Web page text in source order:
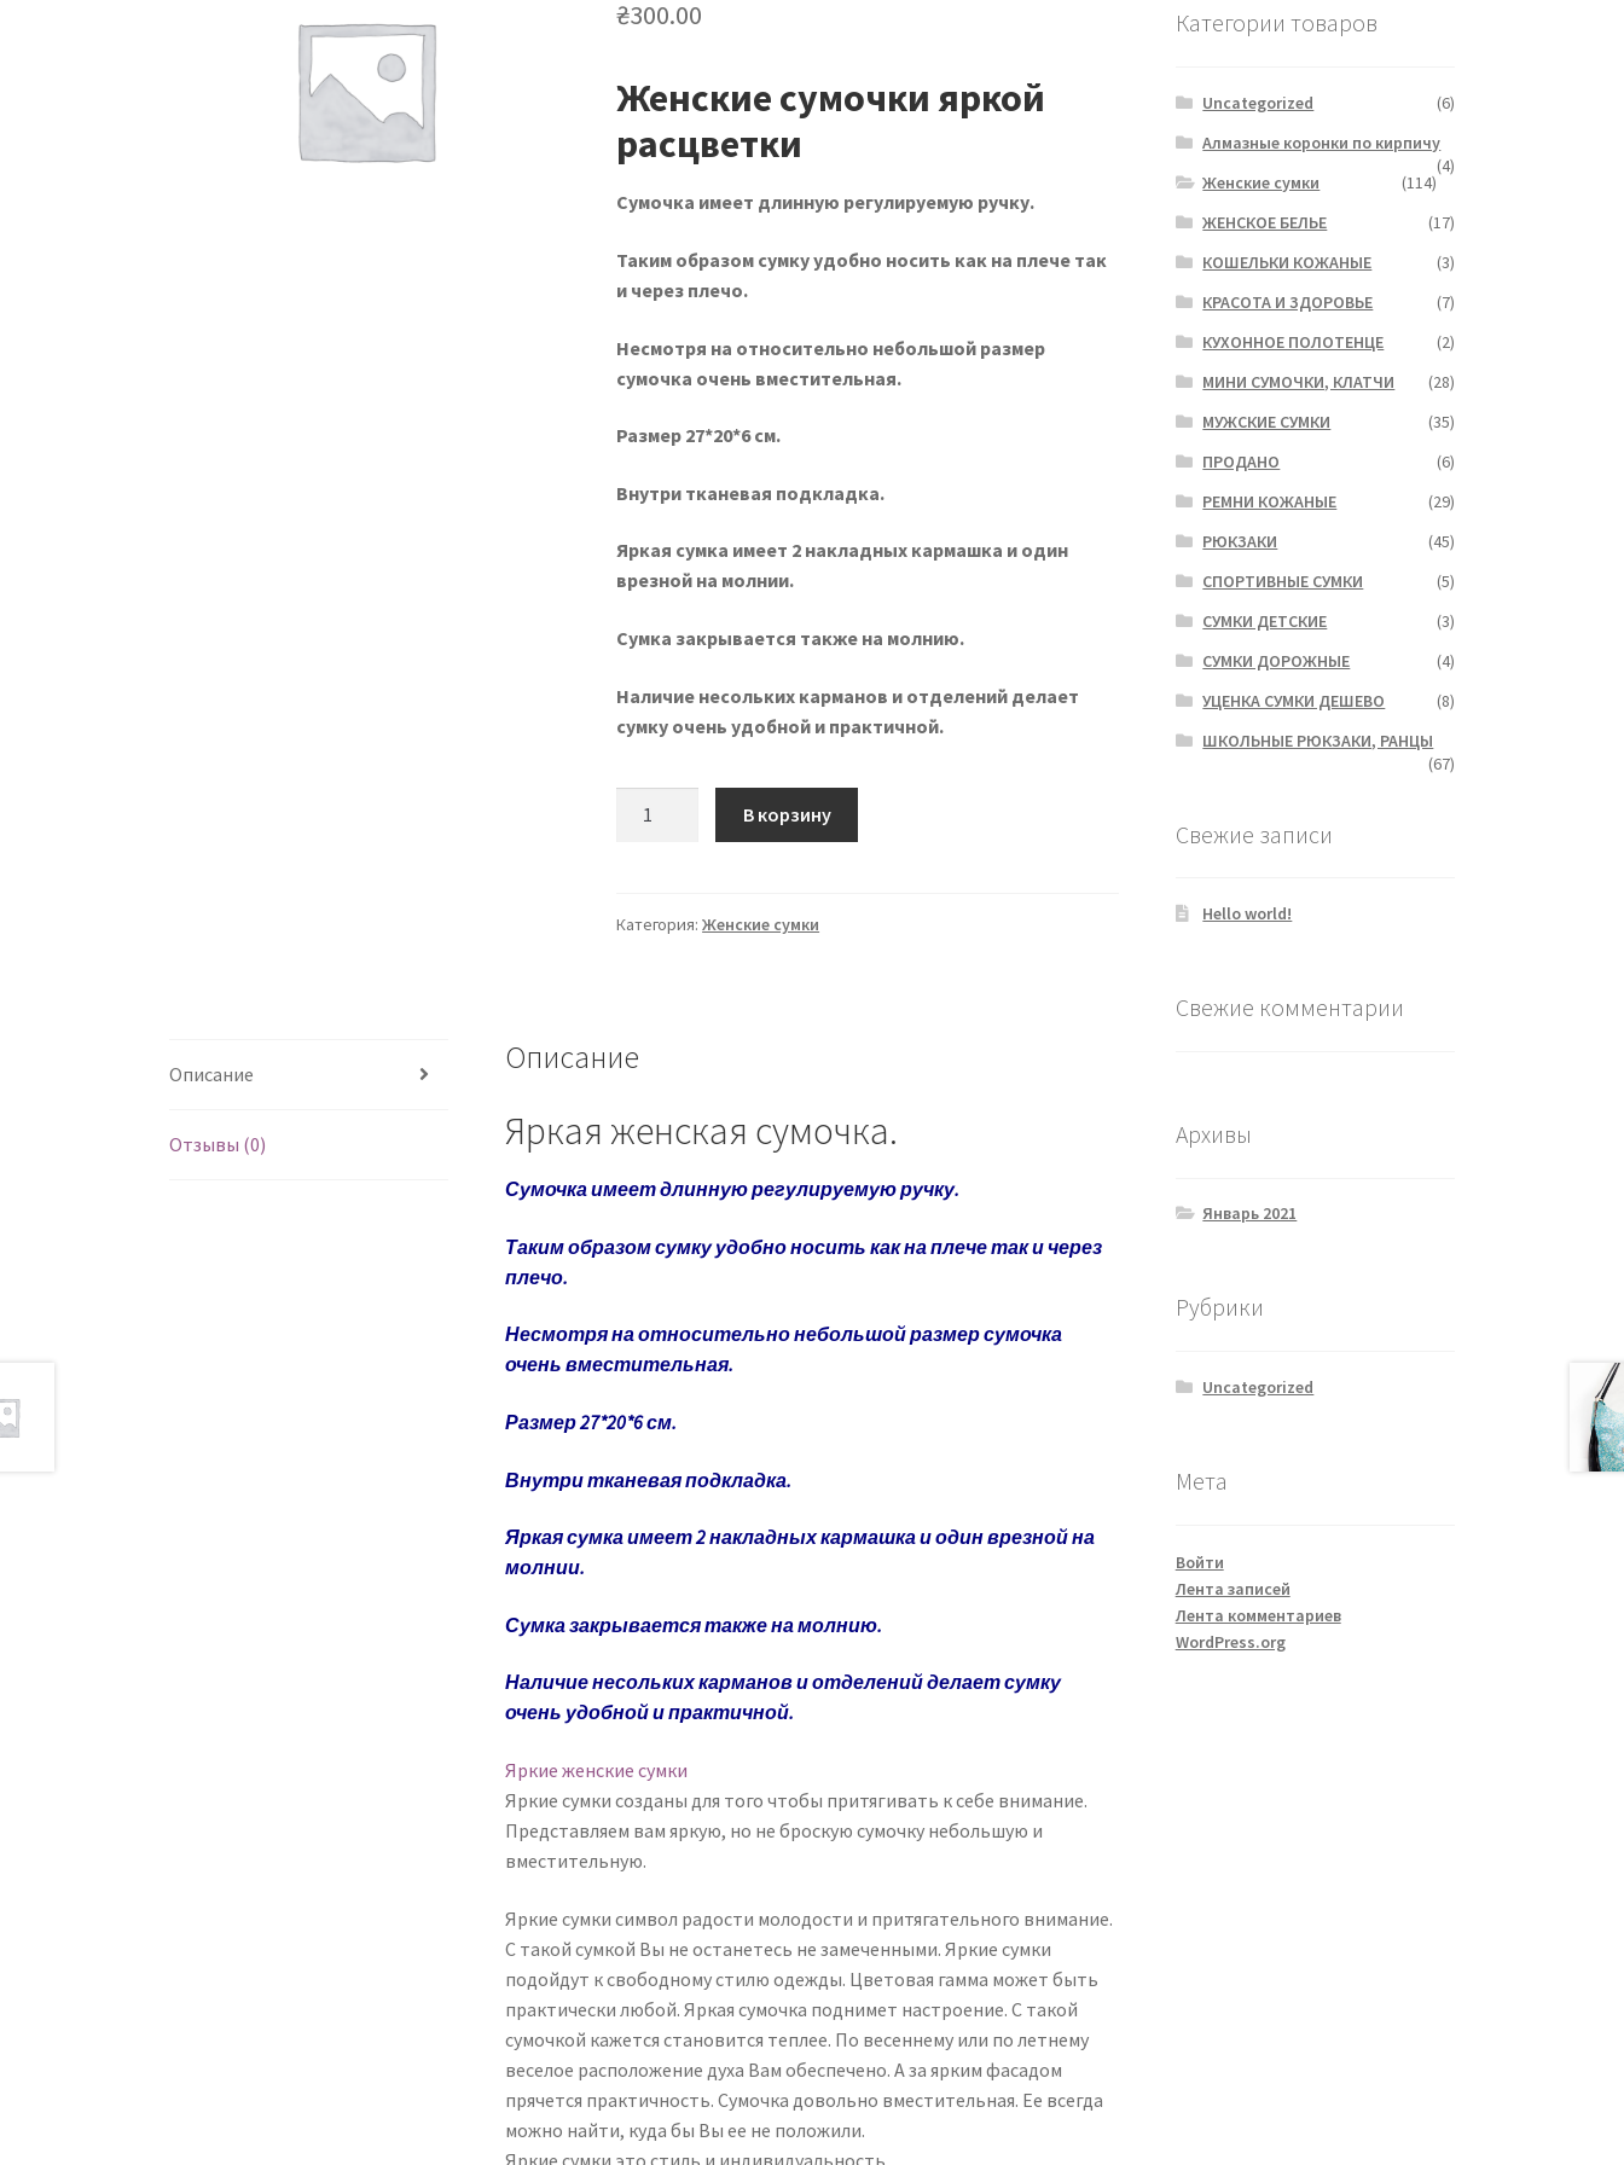
₴300.00
Женские сумочки яркой
расцветки
Сумочка имеет длинную регулируемую ручку.
Таким образом сумку удобно носить как на плече так
и через плечо.
Несмотря на относительно небольшой размер
сумочка очень вместительная.
Размер 27*20*6 см.
Внутри тканевая подкладка.
Яркая сумка имеет 2 накладных кармашка и один
врезной на молнии.
Сумка закрывается также на молнию.
Наличие несольких карманов и отделений делает
сумку очень удобной и практичной.
сумки
В корзину
Категория:Женские сумки
Описание
Отзывы (0)
Описание
Яркая женская сумочка.
Сумочка имеет длинную регулируемую ручку.
Таким образом сумку удобно носить как на плече так и через
плечо.
Несмотря на относительно небольшой размер сумочка
очень вместительная.
Размер 27*20*6 см.
Внутри тканевая подкладка.
Яркая сумка имеет 2 накладных кармашка и один врезной на
молнии.
Сумка закрывается также на молнию.
Наличие несольких карманов и отделений делает сумку
очень удобной и практичной.
Яркие женские сумки
Яркие сумки созданы для того чтобы притягивать к себе внимание.
Представляем вам яркую, но не броскую сумочку небольшую и
вместительную.
Яркие сумки символ радости молодости и притягательного внимание.
С такой сумкой Вы не останетесь не замеченными. Яркие сумки
подойдут к свободному стилю одежды. Цветовая гамма может быть
практически любой. Яркая сумочка поднимет настроение. С такой
сумочкой кажется становится теплее. По весеннему или по летнему
веселое расположение духа Вам обеспечено. А за ярким фасадом
прячется практичность. Сумочка довольно вместительная. Ее всегда
можно найти, куда бы Вы ее не положили.
Яркие сумки это стиль и индивидуальность.
Категории товаров
Uncategorized
(6)
Алмазные коронки по кирпичу
(4)
Женские сумки
(114)
ЖЕНСКОЕ БЕЛЬЕ
(17)
КОШЕЛЬКИ КОЖАНЫЕ
(3)
КРАСОТА И ЗДОРОВЬЕ
(7)
КУХОННОЕ ПОЛОТЕНЦЕ
(2)
МИНИ СУМОЧКИ, КЛАТЧИ
(28)
МУЖСКИЕ СУМКИ
(35)
ПРОДАНО
(6)
РЕМНИ КОЖАНЫЕ
(29)
РЮКЗАКИ
(45)
СПОРТИВНЫЕ СУМКИ
(5)
СУМКИ ДЕТСКИЕ
(3)
СУМКИ ДОРОЖНЫЕ
(4)
УЦЕНКА СУМКИ ДЕШЕВО
(8)
ШКОЛЬНЫЕ РЮКЗАКИ, РАНЦЫ
(67)
Свежие записи
Hello world!
Свежие комментарии
Архивы
Январь 2021
Рубрики
Uncategorized
Мета
Войти
Лента записей
Лента комментариев
WordPress.org